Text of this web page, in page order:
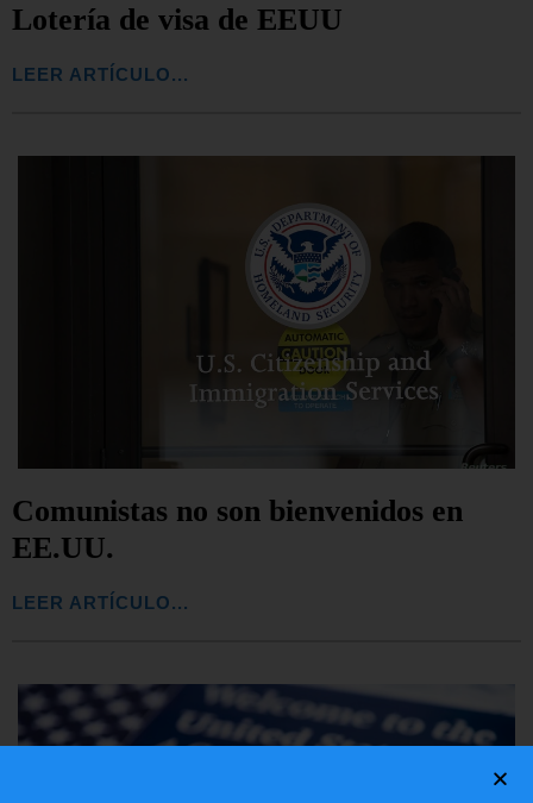
Lotería de visa de EEUU
LEER ARTÍCULO...
Comunistas no son bienvenidos en
EE.UU.
LEER ARTÍCULO...